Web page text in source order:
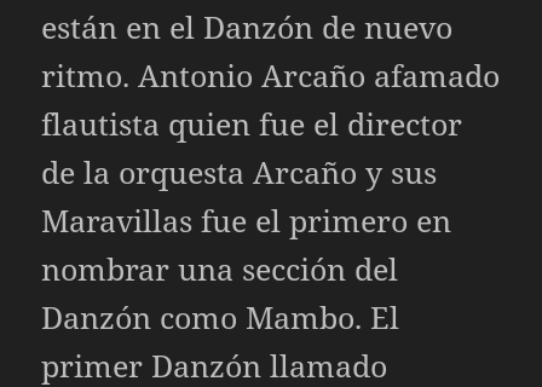
están en el Danzón de nuevo
ritmo. Antonio Arcaño afamado
flautista quien fue el director
de la orquesta Arcaño y sus
Maravillas fue el primero en
nombrar una sección del
Danzón como Mambo. El
primer Danzón llamado